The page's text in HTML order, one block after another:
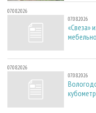
07.08.2026
07.08.2026
«Свеза»
07.08.2026
07.08.2026